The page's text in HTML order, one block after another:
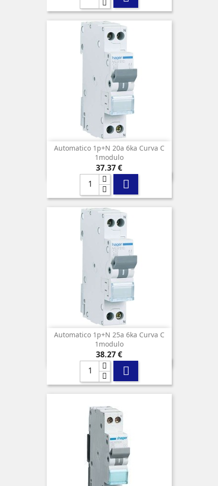
Automatico 1p+n 20a 6ka Curva C
1modulo
Precio
37,37 €

Automatico 1p+n 25a 6ka Curva C
1modulo
Precio
38,27 €
